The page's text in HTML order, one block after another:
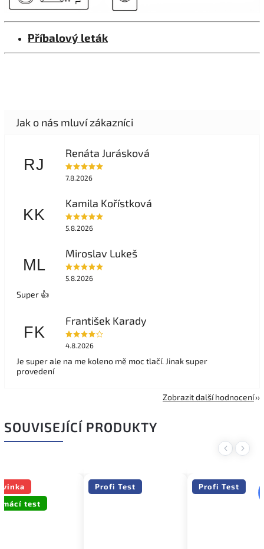
Příbalový leták
RJ
Renáta Jurásková
7.8.2026
KK
Kamila Kořístková
5.8.2026
ML
Miroslav Lukeš
5.8.2026
Super 👍
FK
František Karady
4.8.2026
Je super ale na me koleno mě moc tlačí. Jinak super
provedení
Zobrazit další hodnocení
SOUVISEJÍCÍ PRODUKTY
Previous
test
Profi Test Profi Test
Next